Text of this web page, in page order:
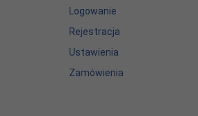
Logowanie
Rejestracja
Ustawienia
Zamówienia